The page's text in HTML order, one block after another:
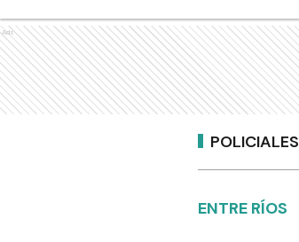
Ads
POLICIALES
ENTRE RÍOS